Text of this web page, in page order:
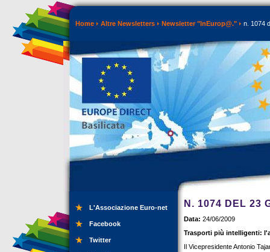
Home Altre Newsletters Newsletter "InEurop@." n. 1074
L'Associazione Euro-net
Facebook
Twitter
N. 1074 DEL 23
Data: 24/06/2009
Trasporti più intelligenti:
Il Vicepresidente Antonio